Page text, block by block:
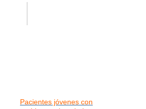
Pacientes jóvenes con